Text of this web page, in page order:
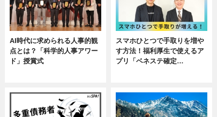
AI時代に求められる人事的観
点とは？「科学的人事アワー
ド」授賞式
スマホひとつで手取りを増や
す方法！福利厚生で使えるア
プリ「ベネステ確定…